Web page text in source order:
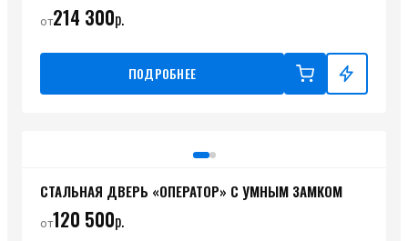
от214 300р.
ПОДРОБНЕЕ
СТАЛЬНАЯ ДВЕРЬ «ОПЕРАТОР» С УМНЫМ ЗАМКОМ
от120 500р.